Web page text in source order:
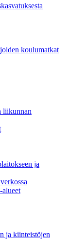
koulumatkat
liikunnan
ja
ja kiinteistöjen